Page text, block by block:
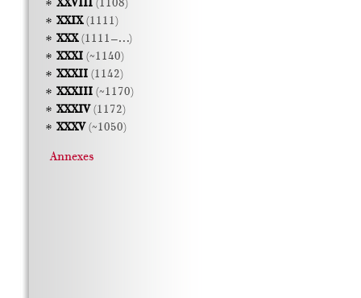
XXVIII(1108)
XXIX(1111)
XXX(1111–…)
XXXI(~1140)
XXXII(1142)
XXXIII(~1170)
XXXIV(1172)
XXXV(~1050)
Annexes